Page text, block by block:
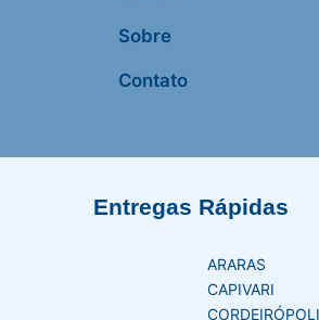
Sobre
Contato
Entregas Rápidas
ARARAS
CAPIVARI